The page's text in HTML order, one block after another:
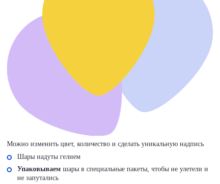
Можно изменить цвет, количество и сделать уникальную надпись
Шары надуты гелием
Упаковываем шары в специальные пакеты, чтобы не улетели и
не запутались